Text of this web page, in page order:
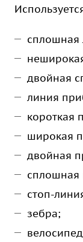
сплошная
двойная
линия
короткая
широкая
двойная
сплошная
стоп-
зебра;